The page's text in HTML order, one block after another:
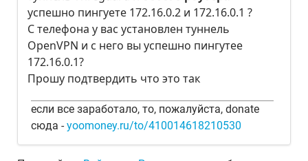
успешно пингуете 172.16.0.2 и 172.16.0.1 ?
С телефона у вас установлен туннель
OpenVPN и с него вы успешно пингутее
172.16.0.1?
Прошу подтвердить что это так
если все заработало, то, пожалуйста, donate
сюда -yoomoney.ru/to/410014618210530